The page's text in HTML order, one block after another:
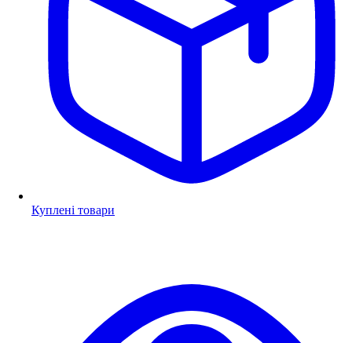
Куплені товари